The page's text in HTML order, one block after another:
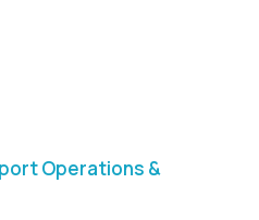
Operations &